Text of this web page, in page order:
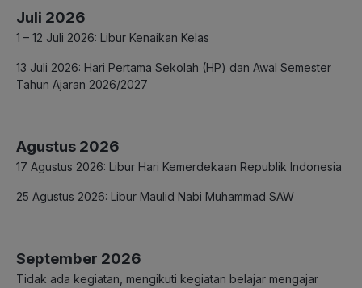
Juli 2026
1 – 12 Juli 2026: Libur Kenaikan Kelas
13 Juli 2026: Hari Pertama Sekolah (HP) dan Awal Semester
Tahun Ajaran 2026/2027
Agustus 2026
17 Agustus 2026: Libur Hari Kemerdekaan Republik Indonesia
25 Agustus 2026: Libur Maulid Nabi Muhammad SAW
September 2026
Tidak ada kegiatan, mengikuti kegiatan belajar mengajar